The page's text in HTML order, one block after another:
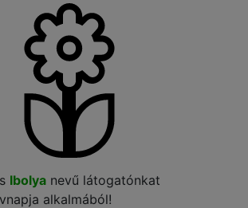
Ibolya nevű látogatónkat
alkalmából!